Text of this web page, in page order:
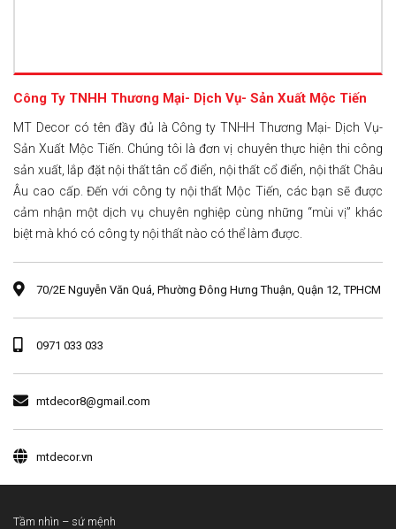
Công Ty TNHH Thương Mại- Dịch Vụ- Sản Xuất Mộc Tiến
MT Decor có tên đầy đủ là Công ty TNHH Thương Mại- Dịch Vụ-
Sản Xuất Mộc Tiến. Chúng tôi là đơn vị chuyên thực hiện thi công
sản xuất, lắp đặt nội thất tân cổ điển, nội thất cổ điển, nội thất Châu
Âu cao cấp. Đến với công ty nội thất Mộc Tiến, các bạn sẽ được
cảm nhận một dịch vụ chuyên nghiệp cùng những “mùi vị” khác
biệt mà khó có công ty nội thất nào có thể làm được.
70/2E Nguyễn Văn Quá, Phường Đông Hưng Thuận, Quận 12, TPHCM
0971 033 033
mtdecor8@gmail.com
mtdecor.vn
Tầm nhìn – sứ mệnh